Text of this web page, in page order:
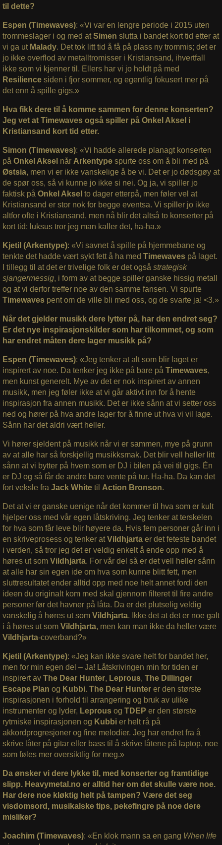
til dette?
Espen (Timewaves): «Vi var en lengre periode i 2015 uten
trommeslager i og med atSimen slutta i bandet kort tid etter at
vi ga ut Malady. Det tok litt tid å få på plass ny trommis; det er
jo ikke overflod av metalltromisser i Kristiansand, ihvertfall
ikke som vi kjenner til. Ellers har vi jo holdt på med
Resiliencesiden i fjor sommer, og egentlig fokusert mer på
det enn å spille gigs.»
Hva fikk dere til å komme sammen for denne konserten?
Jeg vet at Timewaves også spiller på Onkel Aksel i
Kristiansand kort tid etter.
Simon (Timewaves): «Vi hadde allerede planagt konserten
på Onkel Aksel når Arkentypespurte oss om å bli med på
Østsia, men vi er ikke vanskelige å be vi. Det er jo dødsgøy at
de spør oss, så vi kunne jo ikke si nei. Og ja, vi spiller jo
faktisk på Onkel Aksel to dager etterpå, men føler vel at
Kristiansand er stor nok for begge eventsa. Vi spiller jo ikke
altfor ofte i Kristiansand, men nå blir det altså to konserter på
kort tid; luksus tror jeg man kaller det, ha-ha.»
Kjetil (Arkentype): «Vi savnet å spille på hjemmebane og
tenkte det hadde vært sykt fett å ha med Timewavespå laget.
I tillegg til at det er trivelige folk er det også strategisk
sjangermessig, i form av at begge spiller ganske hissig metall
og at vi derfor treffer noe av den samme fansen. Vi spurte
Timewavespent om de ville bli med oss, og de svarte ja! <3.»
Når det gjelder musikk dere lytter på, har den endret seg?
Er det nye inspirasjonskilder som har tilkommet, og som
har endret måten dere lager musikk på?
Espen (Timewaves): «Jeg tenker at alt som blir laget er
inspirert av noe. Da tenker jeg ikke på bare på Timewaves,
men kunst generelt. Mye av det er nok inspirert av annen
musikk, men jeg føler ikke at vi går aktivt inn for å hente
inspirasjon fra annen musikk. Det er ikke sånn at vi setter oss
ned og hører på hva andre lager for å finne ut hva vi vil lage.
Sånn har det aldri vært heller.
Vi hører sjeldent på musikk når vi er sammen, mye på grunn
av at alle har så forskjellig musikksmak. Det blir vell heller litt
sånn at vi bytter på hvem som er DJ i bilen på vei til gigs. Én
er DJ og så får de andre bare vente på tur. Ha-ha. Da kan det
fort veksle fra Jack Whitetil Action Bronson.
Det at vi er ganske uenige når det kommer til hva som er kult
hjelper oss med vår egen låtskriving. Jeg tenker at terskelen
for hva som får leve blir høyere da. Hvis fem personer går inn i
en skriveprosess og tenker atVildhjartaer det feteste bandet
i verden, så tror jeg det er veldig enkelt å ende opp med å
høres ut som Vildhjarta. For vår del så er det vell heller sånn
at alle har sin egen ide om hva som kunne blitt fett, men
sluttresultatet ender alltid opp med noe helt annet fordi den
ideen du originalt kom med skal gjennom filteret til fire andre
personer før det havner på låta. Da er det plutselig veldig
vanskelig å høres ut som Vildhjarta. Ikke det at det er noe galt
i å høres ut som Vildhjarta, men kan man ikke da heller være
Vildhjarta-coverband?»
Kjetil (Arkentype): «Jeg kan ikke svare helt for bandet her,
men for min egen del – Ja! Låtskrivingen min for tiden er
inspirert av The Dear Hunter, Leprous, The Dillinger
Escape Plan og Kubbi. The Dear Hunterer den største
inspirasjonen i forhold til arrangering og bruk av ulike
instrumenter og lyder, Leprousog TDEP er den største
rytmiske inspirasjonen og Kubbier helt rå på
akkordprogresjoner og fine melodier. Jeg har endret fra å
skrive låter på gitar eller bass til å skrive låtene på laptop, noe
som føles mer oversiktlig for meg.»
Da ønsker vi dere lykke til, med konserter og framtidige
slipp. Heavymetal.no er alltid her om det skulle være noe.
Har dere noe kløktig helt på tampen? Være det seg
visdomsord, musikalske tips, pekefingre på noe dere
misliker?
Joachim (Timewaves): «En klok mann sa en gang When life